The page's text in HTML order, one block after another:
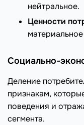
нейтральное.
Ценности
Социально-
Деление
признакам,
поведения и
сегмента.